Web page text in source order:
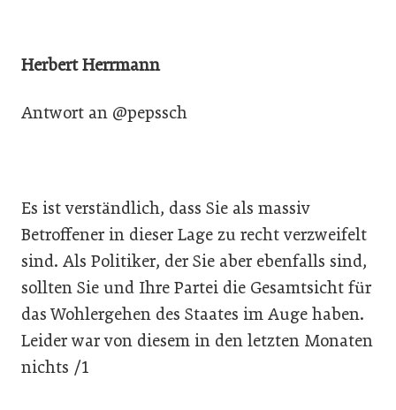
Herbert Herrmann
Antwort an @pepssch
Es ist verständlich, dass Sie als massiv
Betroffener in dieser Lage zu recht verzweifelt
sind. Als Politiker, der Sie aber ebenfalls sind,
sollten Sie und Ihre Partei die Gesamtsicht für
das Wohlergehen des Staates im Auge haben.
Leider war von diesem in den letzten Monaten
nichts /1